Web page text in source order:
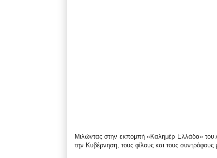
Μιλώντας στην εκπομπή «Καλημέρ Ελλάδα»
την Κυβέρνηση, τους φίλους και τους